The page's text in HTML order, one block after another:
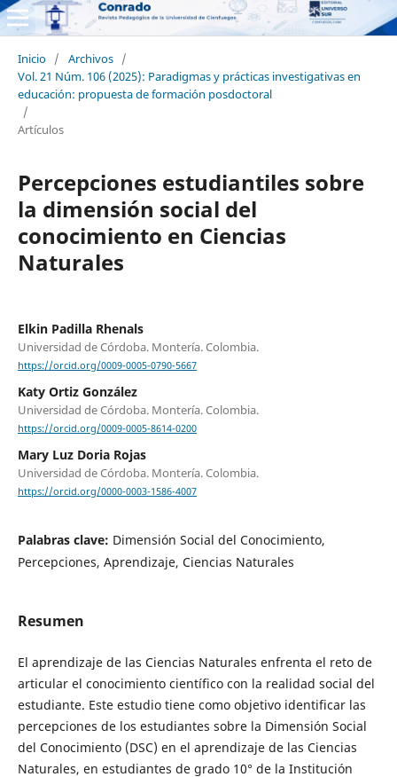
Inicio / Archivos /
Vol. 21 Núm. 106 (2025): Paradigmas y prácticas investigativas en
educación: propuesta de formación posdoctoral
/
Artículos
Percepciones estudiantiles sobre
la dimensión social del
conocimiento en Ciencias
Naturales
Elkin Padilla Rhenals
Universidad de Córdoba. Montería. Colombia.
https://orcid.org/0009-0005-0790-5667
Katy Ortiz González
Universidad de Córdoba. Montería. Colombia.
https://orcid.org/0009-0005-8614-0200
Mary Luz Doria Rojas
Universidad de Córdoba. Montería. Colombia.
https://orcid.org/0000-0003-1586-4007
Palabras clave: Dimensión Social del Conocimiento,
Percepciones, Aprendizaje, Ciencias Naturales
Resumen
El aprendizaje de las Ciencias Naturales enfrenta el reto de
articular el conocimiento científico con la realidad social del
estudiante. Este estudio tiene como objetivo identificar las
percepciones de los estudiantes sobre la Dimensión Social
del Conocimiento (DSC) en el aprendizaje de las Ciencias
Naturales, en estudiantes de grado 10° de la Institución